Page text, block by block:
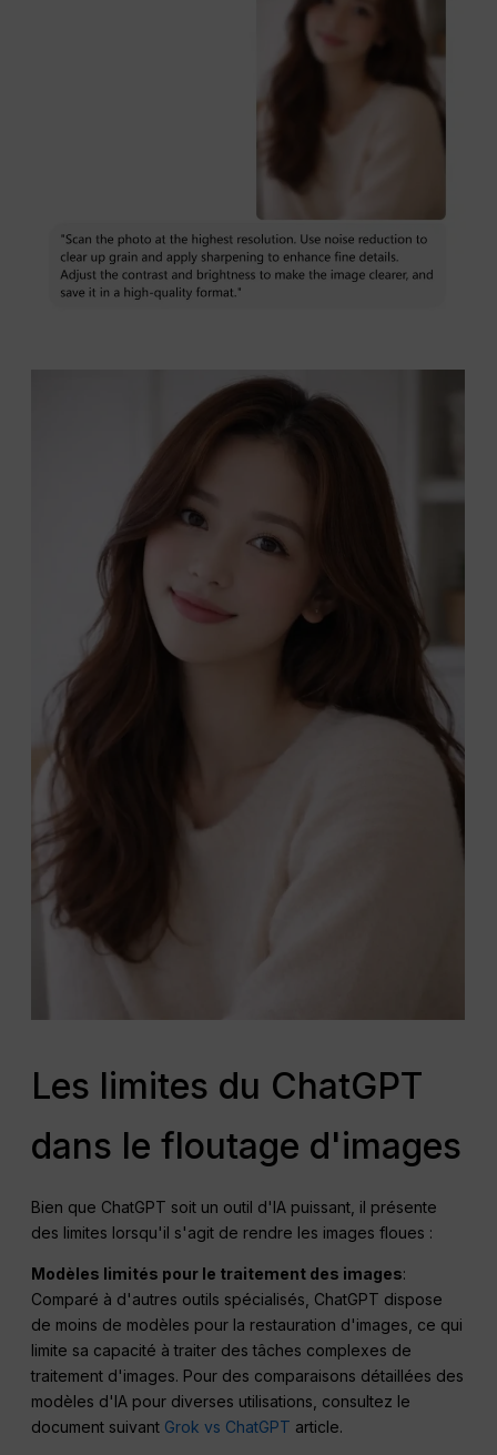
Les limites du ChatGPT
dans le floutage d'images
Bien que ChatGPT soit un outil d'IA puissant, il présente
des limites lorsqu'il s'agit de rendre les images floues :
Modèles limités pour le traitement des images:
Comparé à d'autres outils spécialisés, ChatGPT dispose
de moins de modèles pour la restauration d'images, ce qui
limite sa capacité à traiter des tâches complexes de
traitement d'images. Pour des comparaisons détaillées des
modèles d'IA pour diverses utilisations, consultez le
document suivant Grok vs ChatGPT article.